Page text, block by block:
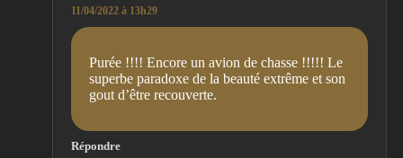
11/04/2022 à 13h29
Purée !!!! Encore un avion de chasse !!!!! Le
superbe paradoxe de la beauté extrême et son
gout d’être recouverte.
Répondre